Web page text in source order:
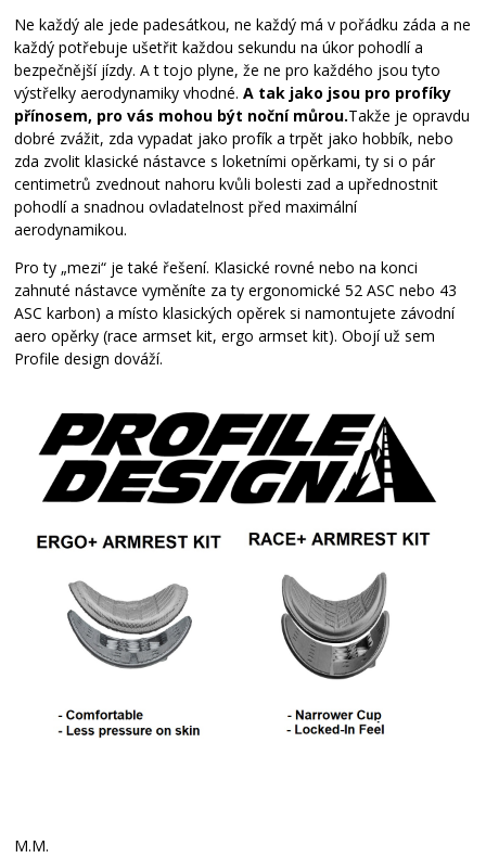
Ne každý ale jede padesátkou, ne každý má v pořádku záda a ne
každý potřebuje ušetřit každou sekundu na úkor pohodlí a
bezpečnější jízdy. A t tojo plyne, že ne pro každého jsou tyto
výstřelky aerodynamiky vhodné.A tak jako jsou pro profíky
přínosem, pro vás mohou být noční můrou.Takže je opravdu
dobré zvážit, zda vypadat jako profík a trpět jako hobbík, nebo
zda zvolit klasické nástavce s loketními opěrkami, ty si o pár
centimetrů zvednout nahoru kvůli bolesti zad a upřednostnit
pohodlí a snadnou ovladatelnost před maximální
aerodynamikou.
Pro ty „mezi“ je také řešení. Klasické rovné nebo na konci
zahnuté nástavce vyměníte za ty ergonomické 52 ASC nebo 43
ASC karbon) a místo klasických opěrek si namontujete závodní
aero opěrky (race armset kit, ergo armset kit). Obojí už sem
Profile design dováží.
M.M.